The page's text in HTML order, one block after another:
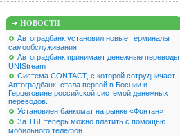
НОВОСТИ
Автоградбанк установил новые терминалы
самообслуживания
Автоградбанк принимает денежные переводы
UNIStream
Система CONTACT, с которой сотрудничает
Автоградбанк, стала первой в Боснии и
Герцеговине российской системой денежных
переводов.
Установлен банкомат на рынке «Фонтан»
За ТВТ теперь можно платить с помощью
мобильного телефон